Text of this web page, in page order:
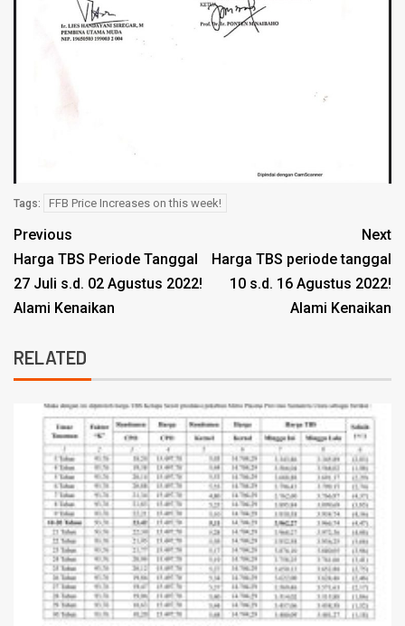
Tags: FFB Price Increases on this week!
Previous
Harga TBS Periode Tanggal
27 Juli s.d. 02 Agustus 2022!
Alami Kenaikan
Next
Harga TBS periode tanggal
10 s.d. 16 Agustus 2022!
Alami Kenaikan
RELATED